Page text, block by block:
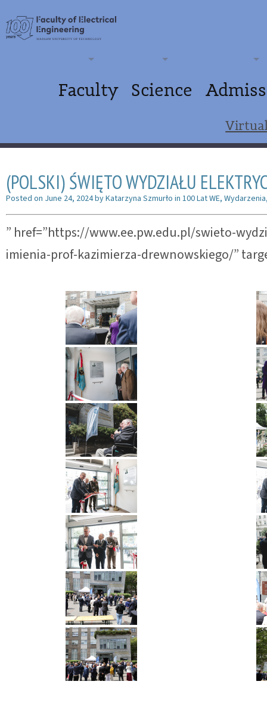
Faculty Science
(POLSKI) ŚWIĘTO WYDZIAŁU
Posted on June 24, 2024byKatarzyna Szmurło in 100 Lat WE, Wydarzenia
” href=”https://www.ee.pw.edu.pl/swieto-
imienia-prof-kazimierza-drewnowskiego/”